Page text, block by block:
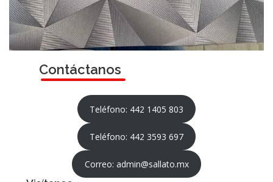
Contáctanos
Teléfono: 442 1405 803
Teléfono: 442 3593 697
Correo: admin@sallato.mx